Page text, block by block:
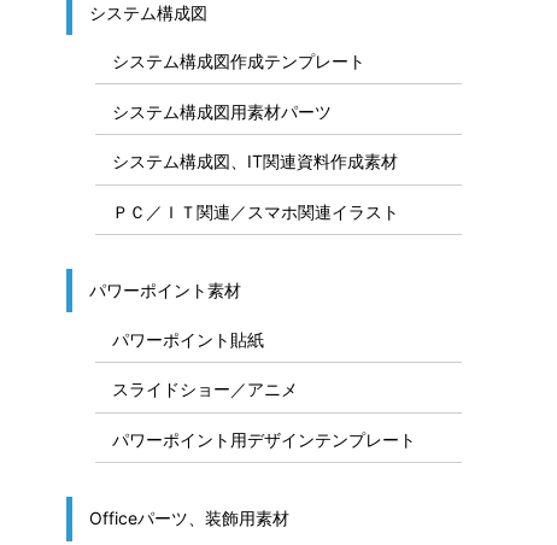
システム構成図
システム構成図作成テンプレート
システム構成図用素材パーツ
システム構成図、IT関連資料作成素材
ＰＣ／ＩＴ関連／スマホ関連イラスト
パワーポイント素材
パワーポイント貼紙
スライドショー／アニメ
パワーポイント用デザインテンプレート
Officeパーツ、装飾用素材